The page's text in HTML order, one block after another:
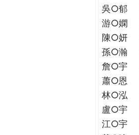
吳○郁
游○嫻
陳○妍
孫○瀚
詹○宇
蕭○恩
林○泓
盧○宇
江○宇